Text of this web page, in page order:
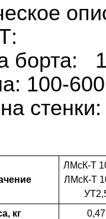
борта:
100-
ЛМсК-Т
ЛМсК-Т
кг
0,47